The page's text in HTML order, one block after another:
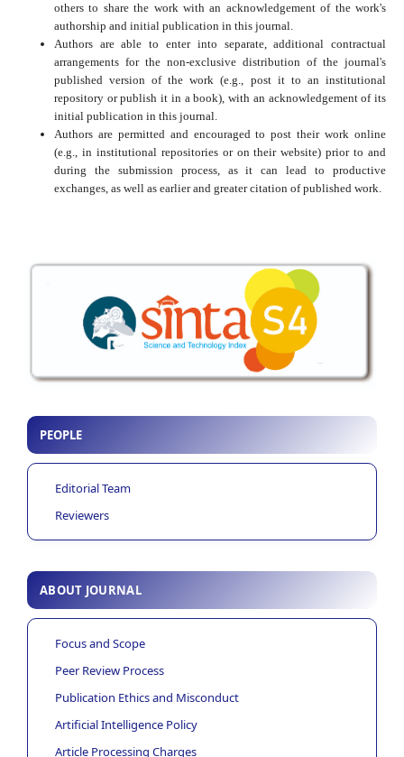
others to share the work with an acknowledgement of the work's
authorship and initial publication in this journal.
Authors are able to enter into separate, additional contractual
arrangements for the non-exclusive distribution of the journal's
published version of the work (e.g., post it to an institutional
repository or publish it in a book), with an acknowledgement of its
initial publication in this journal.
Authors are permitted and encouraged to post their work online
(e.g., in institutional repositories or on their website) prior to and
during the submission process, as it can lead to productive
exchanges, as well as earlier and greater citation of published work.
PEOPLE
Editorial Team
Reviewers
ABOUT JOURNAL
Focus and Scope
Peer Review Process
Publication Ethics and Misconduct
Artificial Intelligence Policy
Article Processing Charges